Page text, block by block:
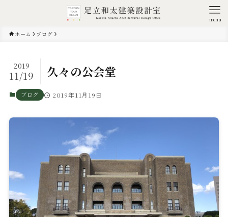
menu
ホーム ブログ
久々の公会堂
2019
11/19
ブログ 2019年11月19日